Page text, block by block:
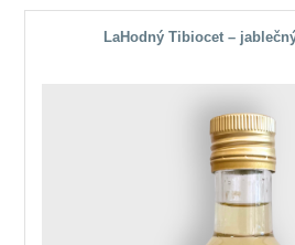
LaHodný Tibiocet –